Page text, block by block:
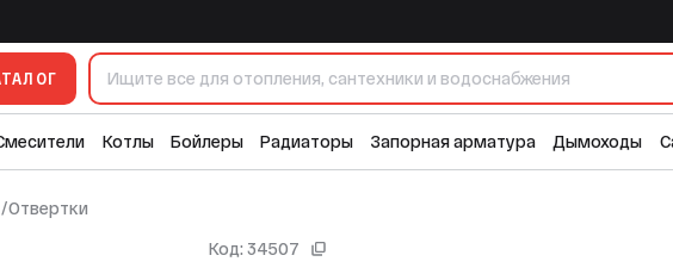
Котлы Бойлеры Радиаторы Запорная арматура Дымоходы
/Отвертки
Код: 34507
№3 150 мм CrV с двухкомпонентной ручкой SANTOOL
В СМЕТУ